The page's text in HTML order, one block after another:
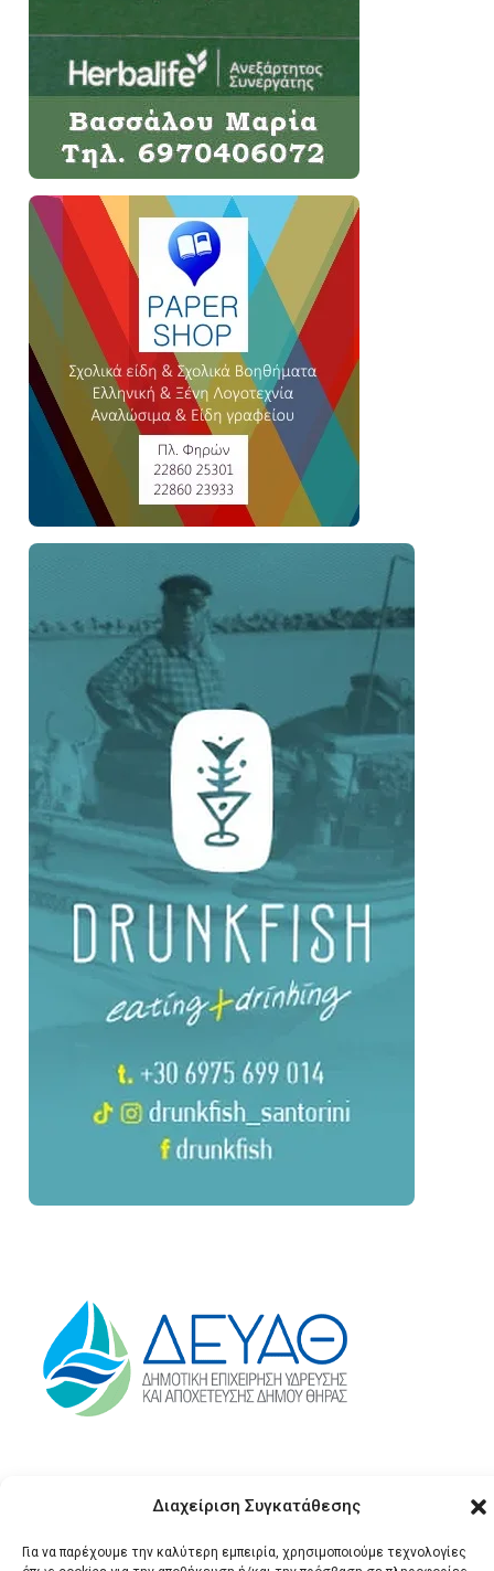
Διαχείριση Συγκατάθεσης
Για να παρέχουμε την καλύτερη εμπειρία, χρησιμοποιούμε τεχνολογίες